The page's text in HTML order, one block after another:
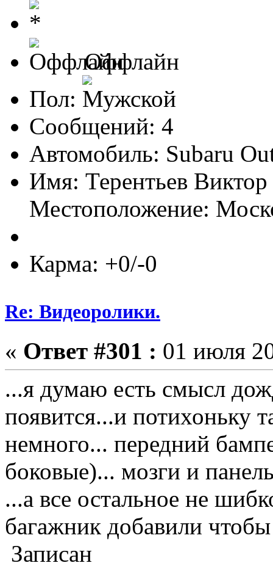
Оффлайн
Пол:
Сообщений: 4
Автомобиль: Subaru
Имя: Терентьев Виктор
Местоположение:
Карма: +0/-0
Re: Видеоролики.
« Ответ #301 : 01 июля
...я думаю есть смысл
появится...и потихоньку
немного... передний
боковые)... мозги и
...а все остальное не
багажник добавили
Записан